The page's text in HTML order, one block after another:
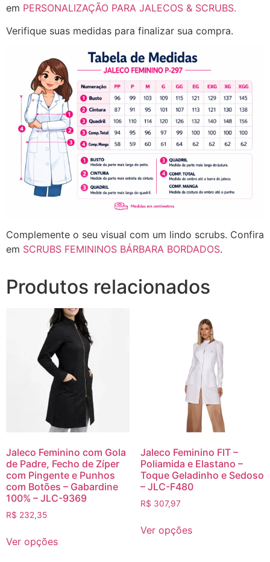
em PERSONALIZAÇÃO PARA JALECOS & SCRUBS.
Verifique suas medidas para finalizar sua compra.
Complemente o seu visual com um lindo scrubs. Confira
em SCRUBS FEMININOS BÁRBARA BORDADOS.
Produtos relacionados
Jaleco Feminino com Gola
de Padre, Fecho de Zíper
com Pingente e Punhos
com Botões – Gabardine
100% – JLC-9369
R$ 232,35
Ver opções
Jaleco Feminino FIT –
Poliamida e Elastano –
Toque Geladinho e Sedoso
– JLC-F480
R$ 307,97
Ver opções